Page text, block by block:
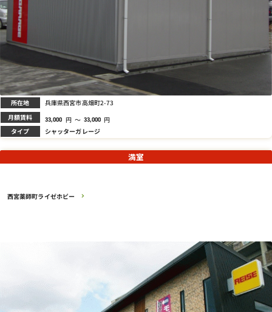
所在地 兵庫県西宮市高畑町2-73
月額賃料 33,000 円 ～ 33,000 円
タイプ シャッターガレージ
西宮薬師町ライゼホビー
満室